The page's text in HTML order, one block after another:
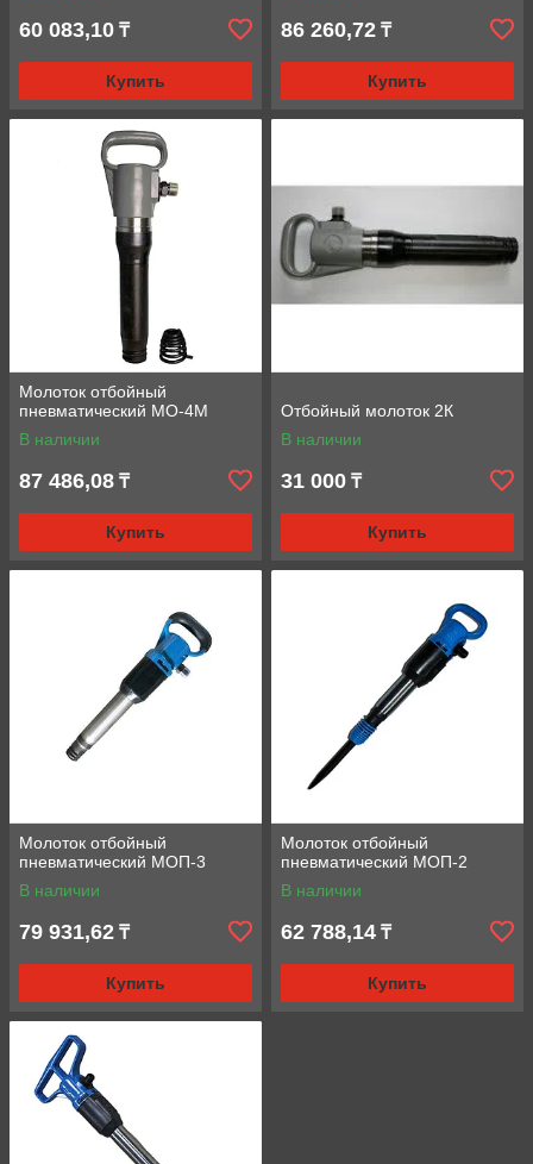
60 083,10 ₸
Купить
86 260,72 ₸
Купить
Молоток отбойный
пневматический МО-4М
В наличии
87 486,08 ₸
Купить
Отбойный молоток 2К
В наличии
31 000 ₸
Купить
Молоток отбойный
пневматический МОП-3
В наличии
79 931,62 ₸
Купить
Молоток отбойный
пневматический МОП-2
В наличии
62 788,14 ₸
Купить